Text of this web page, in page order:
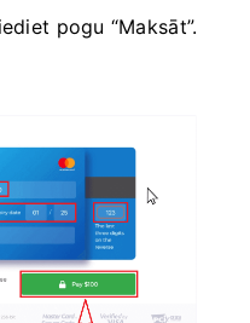
pogu “Maksāt”.